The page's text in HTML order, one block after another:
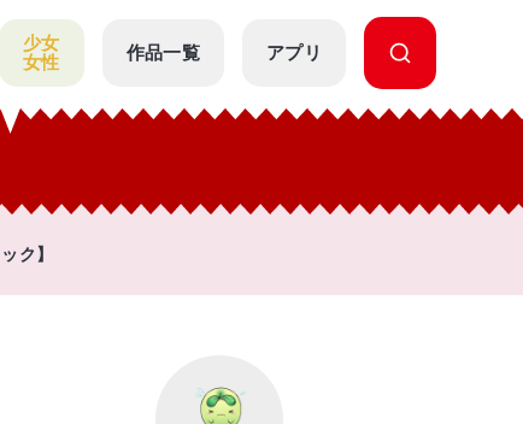
少女
女性
作品一覧 アプリ
ク】